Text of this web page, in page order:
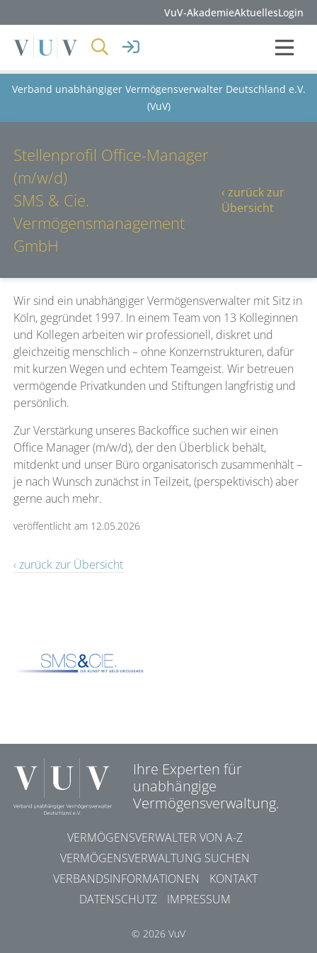
VuV-AkademieAktuellesLogin
Verband unabhängiger Vermögensverwalter Deutschland e.V.
(VuV)
Stellenprofil Office-Manager
(m/w/d)
SMS & Cie.
Vermögensmanagement
GmbH
‹ zurück zur
Übersicht
Wir sind ein unabhängiger Vermögensverwalter mit Sitz in
Köln, gegründet 1997. In einem Team von 13 Kolleginnen
und Kollegen arbeiten wir professionell, diskret und
gleichzeitig menschlich – ohne Konzernstrukturen, dafür
mit kurzen Wegen und echtem Teamgeist. Wir betreuen
vermögende Privatkunden und Stiftungen langfristig und
persönlich.
Zur Verstärkung unseres Backoffice suchen wir einen
Office Manager (m/w/d), der den Überblick behält,
mitdenkt und unser Büro organisatorisch zusammenhält –
je nach Wunsch zunächst in Teilzeit, (perspektivisch) aber
gerne auch mehr.
veröffentlicht am 12.05.2026
‹ zurück zur Übersicht
Ihre Experten für
unabhängige
Vermögensverwaltung.
VERMÖGENSVERWALTER VON A-Z
VERMÖGENSVERWALTUNG SUCHEN
VERBANDSINFORMATIONEN
KONTAKT
DATENSCHUTZ
IMPRESSUM
© 2026 VuV